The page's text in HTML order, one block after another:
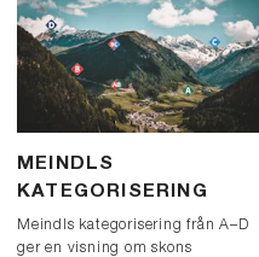
MEINDLS
KATEGORISERING
Meindls kategorisering från A–D
ger en visning om skons